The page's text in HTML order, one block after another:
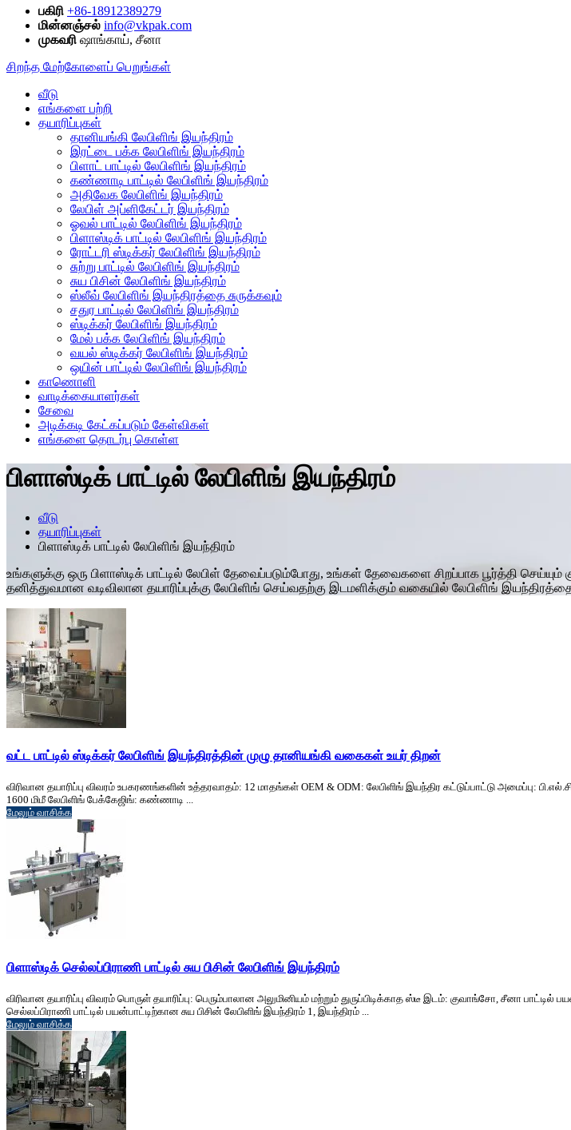
பகிரி +86-18912389279
மின்னஞ்சல் info@vkpak.com
முகவரி ஷாங்காய், சீனா
சிறந்த மேற்கோளைப் பெறுங்கள்
வீடு
எங்களை பற்றி
தயாரிப்புகள்
தானியங்கி லேபிளிங் இயந்திரம்
இரட்டை பக்க லேபிளிங் இயந்திரம்
பிளாட் பாட்டில் லேபிளிங் இயந்திரம்
கண்ணாடி பாட்டில் லேபிளிங் இயந்திரம்
அதிவேக லேபிளிங் இயந்திரம்
லேபிள் அப்ளிகேட்டர் இயந்திரம்
ஓவல் பாட்டில் லேபிளிங் இயந்திரம்
பிளாஸ்டிக் பாட்டில் லேபிளிங் இயந்திரம்
ரோட்டரி ஸ்டிக்கர் லேபிளிங் இயந்திரம்
சுற்று பாட்டில் லேபிளிங் இயந்திரம்
சுய பிசின் லேபிளிங் இயந்திரம்
ஸ்லீவ் லேபிளிங் இயந்திரத்தை சுருக்கவும்
சதுர பாட்டில் லேபிளிங் இயந்திரம்
ஸ்டிக்கர் லேபிளிங் இயந்திரம்
மேல் பக்க லேபிளிங் இயந்திரம்
வயல் ஸ்டிக்கர் லேபிளிங் இயந்திரம்
ஒயின் பாட்டில் லேபிளிங் இயந்திரம்
காணொளி
வாடிக்கையாளர்கள்
சேவை
அடிக்கடி கேட்கப்படும் கேள்விகள்
எங்களை தொடர்பு கொள்ள
பிளாஸ்டிக் பாட்டில் லேபிளிங் இயந்திரம்
வீடு
தயாரிப்புகள்
பிளாஸ்டிக் பாட்டில் லேபிளிங் இயந்திரம்
உங்களுக்கு ஒரு பிளாஸ்டிக் பாட்டில் லேபிள் தேவைப்படும்போது, உங்கள் தேவைகளை சிறப்பாக பூர்த்தி செய்யும்
தனித்துவமான வடிவிலான தயாரிப்புக்கு லேபிளிங் செய்வதற்கு இடமளிக்கும் வகையில் லேபிளிங்
வட்ட பாட்டில் ஸ்டிக்கர் லேபிளிங் இயந்திரத்தின் முழு தானியங்கி வகைகள் உயர் திறன்
விரிவான தயாரிப்பு விவரம் உபகரணங்களின் உத்தரவாதம்: 12 மாதங்கள் OEM & ODM: லேபிளிங் இயந்திர கட்டுப்பாட்டு அமைப்பு:
1600 மிமீ லேபிளிங் பேக்கேஜிங்: கண்ணாடி ...
மேலும் வாசிக்க
பிளாஸ்டிக் செல்லப்பிராணி பாட்டில் சுய பிசின் லேபிளிங் இயந்திரம்
விரிவான தயாரிப்பு விவரம் பொருள் தயாரிப்பு: பெரும்பாலான அலுமினியம் மற்றும் துருப்பிடிக்காத ஸ்டீ இடம்: குவாங்சோ, சீனா
செல்லப்பிராணி பாட்டில் பயன்பாட்டிற்கான சுய பிசின் லேபிளிங் இயந்திரம் 1, இயந்திரம் ...
மேலும் வாசிக்க